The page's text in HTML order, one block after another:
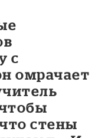
с
омрачает
стены